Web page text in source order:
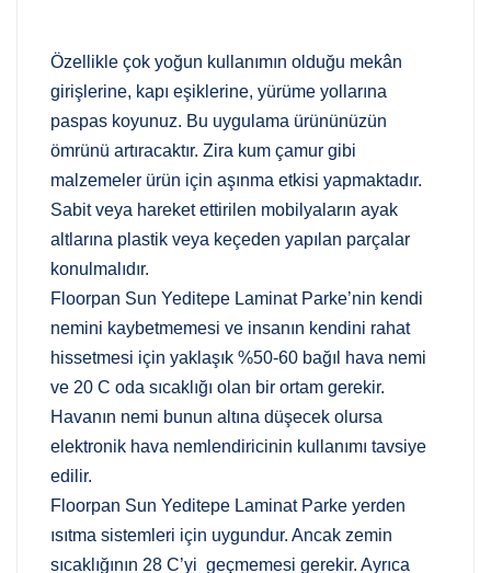
Özellikle çok yoğun kullanımın olduğu mekân
girişlerine, kapı eşiklerine, yürüme yollarına
paspas koyunuz. Bu uygulama ürününüzün
ömrünü artıracaktır. Zira kum çamur gibi
malzemeler ürün için aşınma etkisi yapmaktadır.
Sabit veya hareket ettirilen mobilyaların ayak
altlarına plastik veya keçeden yapılan parçalar
konulmalıdır.
Floorpan Sun Yeditepe Laminat Parke’nin kendi
nemini kaybetmemesi ve insanın kendini rahat
hissetmesi için yaklaşık %50-60 bağıl hava nemi
ve 20 C oda sıcaklığı olan bir ortam gerekir.
Havanın nemi bunun altına düşecek olursa
elektronik hava nemlendiricinin kullanımı tavsiye
edilir.
Floorpan Sun Yeditepe Laminat Parke yerden
ısıtma sistemleri için uygundur. Ancak zemin
sıcaklığının 28 C’yi geçmemesi gerekir. Ayrıca